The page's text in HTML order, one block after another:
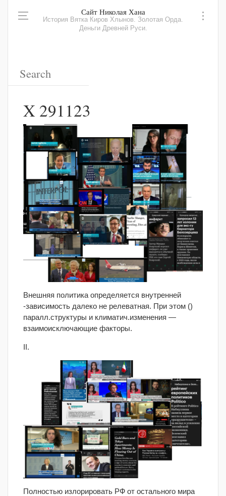
Сайт Николая Хана
История Вятка Киров Хлынов. Золотая Орда.
Деньги Древней Руси.
X 291123
Внешняя политика определяется внутренней
-зависимость далеко не релеватная. При этом ()
паралл.структуры и климатич.изменения —
взаимоисключающие факторы.
II.
Полностью излорировать РФ от остального мира